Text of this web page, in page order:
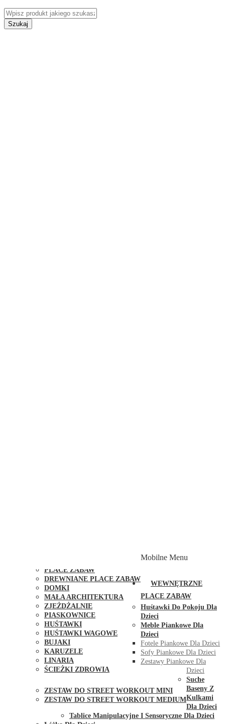
Szukaj
PLACE ZABAW
DREWNIANE PLACE ZABAW
DOMKI
MAŁA ARCHITEKTURA
ZJEŻDŻALNIE
PIASKOWNICE
HUŚTAWKI
HUŚTAWKI WAGOWE
BUJAKI
KARUZELE
LINARIA
ŚCIEŻKI ZDROWIA
ZESTAW DO STREET WORKOUT MINI
ZESTAW DO STREET WORKOUT MEDIUM
Mobilne Menu
WEWNĘTRZNE
PLACE ZABAW
Huśtawki Do Pokoju Dla
Dzieci
Meble Piankowe Dla
Dzieci
Fotele Piankowe Dla Dzieci
Sofy Piankowe Dla Dzieci
Zestawy Piankowe Dla
Dzieci
Suche
Baseny Z
Kulkami
Dla Dzieci
Tablice Manipulacyjne I Sensoryczne Dla Dzieci